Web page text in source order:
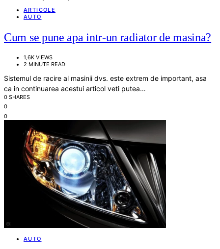
ARTICOLE
AUTO
Cum se pune apa intr-un radiator de masina?
1,6K VIEWS
2 MINUTE READ
Sistemul de racire al masinii dvs. este extrem de important, asa
ca in continuarea acestui articol veti putea…
0 SHARES
0
0
AUTO